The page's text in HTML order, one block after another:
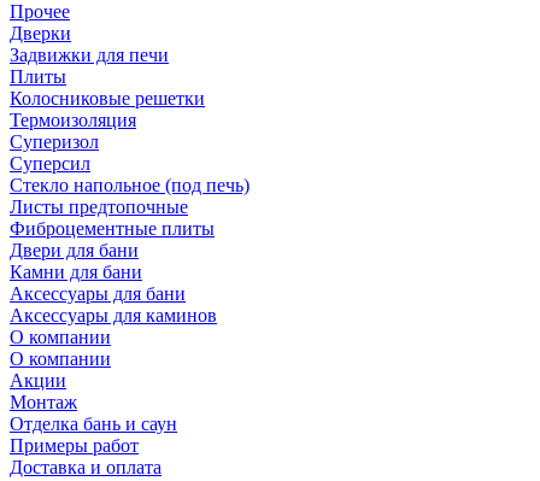
Прочее
Дверки
Задвижки для печи
Плиты
Колосниковые решетки
Термоизоляция
Суперизол
Суперсил
Стекло напольное (под печь)
Листы предтопочные
Фиброцементные плиты
Двери для бани
Камни для бани
Аксессуары для бани
Аксессуары для каминов
О компании
О компании
Акции
Монтаж
Отделка бань и саун
Примеры работ
Доставка и оплата